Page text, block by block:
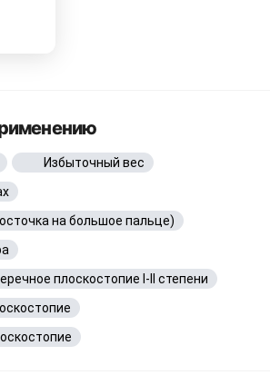
Избыточный вес
на большое пальце)
плоскостопие I-II степени